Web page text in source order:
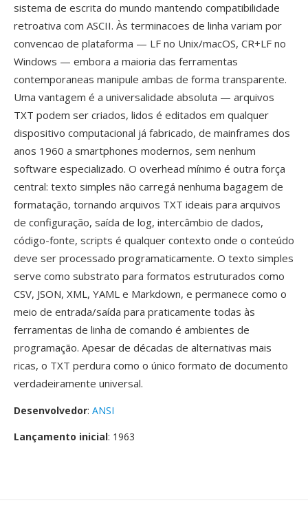
sistema de escrita do mundo mantendo compatibilidade
retroativa com ASCII. Às terminacoes de linha variam por
convencao de plataforma — LF no Unix/macOS, CR+LF no
Windows — embora a maioria das ferramentas
contemporaneas manipule ambas de forma transparente.
Uma vantagem é a universalidade absoluta — arquivos
TXT podem ser criados, lidos é editados em qualquer
dispositivo computacional já fabricado, de mainframes dos
anos 1960 a smartphones modernos, sem nenhum
software especializado. O overhead mínimo é outra força
central: texto simples não carregá nenhuma bagagem de
formatação, tornando arquivos TXT ideais para arquivos
de configuração, saída de log, intercâmbio de dados,
código-fonte, scripts é qualquer contexto onde o conteúdo
deve ser processado programaticamente. O texto simples
serve como substrato para formatos estruturados como
CSV, JSON, XML, YAML e Markdown, e permanece como o
meio de entrada/saída para praticamente todas às
ferramentas de linha de comando é ambientes de
programação. Apesar de décadas de alternativas mais
ricas, o TXT perdura como o único formato de documento
verdadeiramente universal.
Desenvolvedor: ANSI
Lançamento inicial: 1963